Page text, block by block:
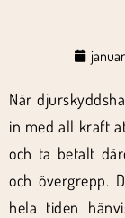
När
in med all kraft
och ta betalt
och övergrepp.
hela tiden